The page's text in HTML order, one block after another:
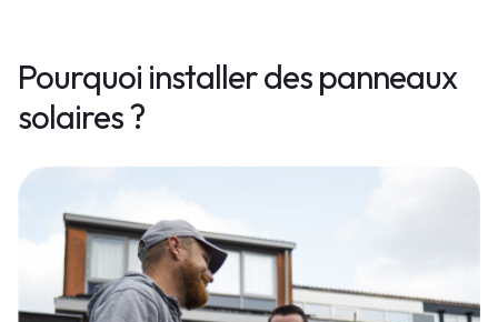
Pourquoi installer des panneaux
solaires ?